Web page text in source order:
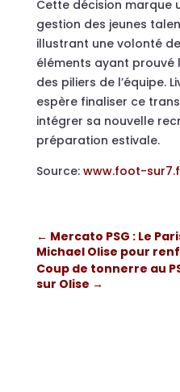
Cette décision marque
gestion des jeunes
illustrant une volonté
éléments ayant prouvé
des piliers de l’équipe.
espère finaliser ce
intégrer sa nouvelle
préparation estivale.
Source: www.foot-
← Mercato PSG : Le
Michael Olise pour
Coup de tonnerre au
sur Olise →